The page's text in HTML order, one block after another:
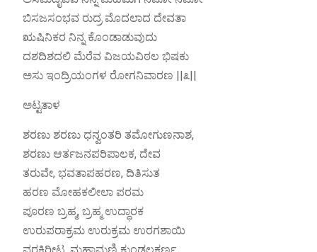
ಬಿಸಜಸಂಭವ ರುದ್ರ ಮೊದಲಾದ ದೇವತಾ
ಋಷಿನಿಕರ ನಿನ್ನ ಕೊಂಡಾಡುವುದು
ದಶದಿಶದಲಿ ಮೆರೆವ ವಿಜಯವಿಠಲ ಭಿಷಕು
ಅಸು ಇಂದ್ರಿಯಂಗಳ ರೋಗನಿವಾರಣ ||೩||
ಅಟ್ಟತಾಳ
ಶರಣು ಶರಣು ಧನ್ವಂತರಿ ತಮೋಗುಣನಾಶ,
ಶರಣು ಆರ್ತಜನಪರಿಪಾಲಕ, ದೇವ
ತರುವೇ, ಭವತಾಪಹರಣ, ದಿತಿಸುತ
ಹರಣ ಮೋಹಕಲೀಲಾ ಪರಮ
ಪೂರಣ ಬ್ರಹ್ಮ, ಬ್ರಹ್ಮ ಉದ್ಧಾರಕ
ಉರುಪರಾಕ್ರಮ ಉರುಕ್ರಮ ಉರಗಶಾಯಿ